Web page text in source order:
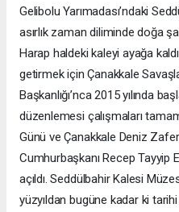
Gelibolu Yarımadası’ndaki
asırlık zaman diliminde doğa
Harap haldeki kaleyi ayağa
getirmek için Çanakkale
Başkanlığı’nca 2015 yılında
düzenlemesi çalışmaları
Günü ve Çanakkale Deniz
Cumhurbaşkanı Recep Tayyip
açıldı. Seddülbahir Kalesi
yüzyıldan bugüne kadar ki